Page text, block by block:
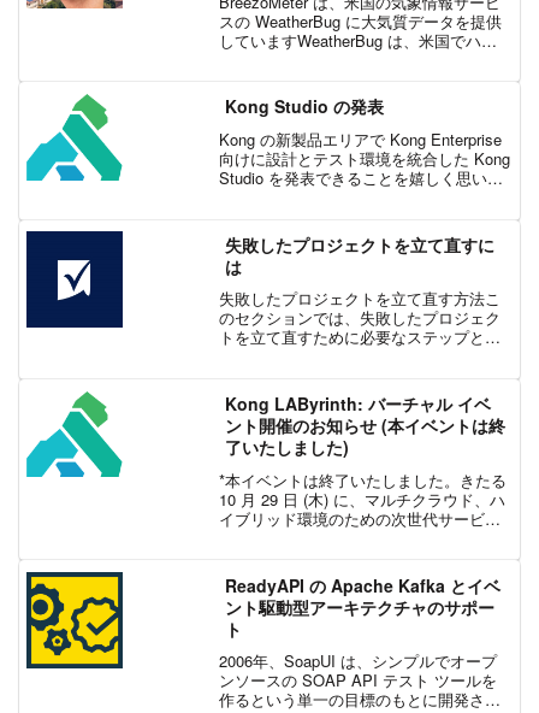
スの WeatherBug に大気質データを提供
していますWeatherBug は、米国でハイ
月 2,000万...
Kong Studio の発表
Kong の新製品エリアで Kong Enterprise
向けに設計とテスト環境を統合した Kong
Studio を発表できることを嬉しく思いま
クロサービ...
失敗したプロジェクトを立て直すに
は
失敗したプロジェクトを立て直す方法こ
のセクションでは、失敗したプロジェク
トを立て直すために必要なステップとア
てしまう原因とは」の続編です。1. 失敗
したプロジェクトを認...
Kong LAByrinth: バーチャル イベ
ント開催のお知らせ (本イベントは終
了いたしました)
*本イベントは終了いたしました。きたる
10 月 29 日 (木) に、マルチクラウド、ハ
イブリッド環境のための次世代サービス
社との共催でバーチャル イベント...
ReadyAPI の Apache Kafka とイベ
ント駆動型アーキテクチャのサポー
ト
2006年、SoapUI は、シンプルでオープ
ンソースの SOAP API テスト ツールを
作るという単一の目標のもとに開発され